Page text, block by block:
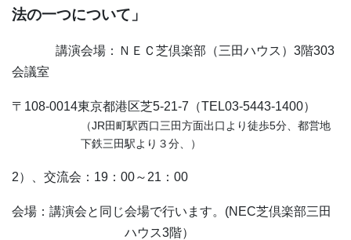
法の一つについて」
講演会場：ＮＥＣ芝倶楽部（三田ハウス） 3階303
会議室
〒 108-0014東京都港区芝5-21-7 （TEL03-5443-1400）
（JR田町駅西口三田方面出口より徒歩5分、都営地
下鉄三田駅より３分、）
2）、交流会： 19 ： 00～ 21 ： 00
会場：講演会と同じ会場で行います。 (NEC芝倶楽部三田
ハウス3階）